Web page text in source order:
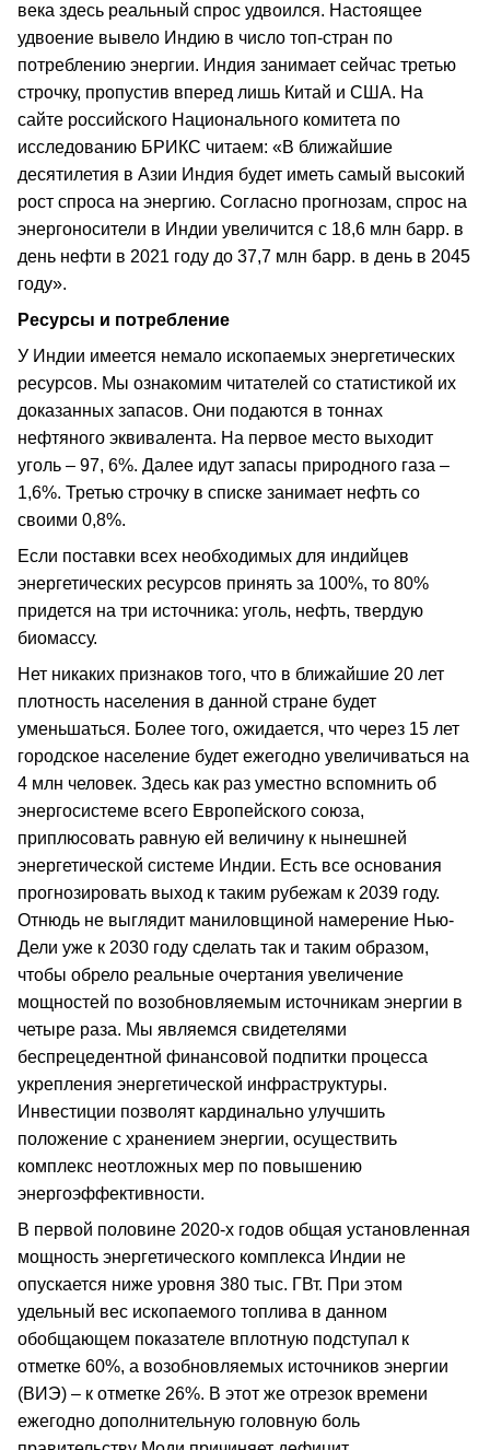
века здесь реальный спрос удвоился. Настоящее
удвоение вывело Индию в число топ-стран по
потреблению энергии. Индия занимает сейчас третью
строчку, пропустив вперед лишь Китай и США. На
сайте российского Национального комитета по
исследованию БРИКС читаем: «В ближайшие
десятилетия в Азии Индия будет иметь самый высокий
рост спроса на энергию. Согласно прогнозам, спрос на
энергоносители в Индии увеличится с 18,6 млн барр. в
день нефти в 2021 году до 37,7 млн барр. в день в 2045
году».
Ресурсы и потребление
У Индии имеется немало ископаемых энергетических
ресурсов. Мы ознакомим читателей со статистикой их
доказанных запасов. Они подаются в тоннах
нефтяного эквивалента. На первое место выходит
уголь – 97, 6%. Далее идут запасы природного газа –
1,6%. Третью строчку в списке занимает нефть со
своими 0,8%.
Если поставки всех необходимых для индийцев
энергетических ресурсов принять за 100%, то 80%
придется на три источника: уголь, нефть, твердую
биомассу.
Нет никаких признаков того, что в ближайшие 20 лет
плотность населения в данной стране будет
уменьшаться. Более того, ожидается, что через 15 лет
городское население будет ежегодно увеличиваться на
4 млн человек. Здесь как раз уместно вспомнить об
энергосистеме всего Европейского союза,
приплюсовать равную ей величину к нынешней
энергетической системе Индии. Есть все основания
прогнозировать выход к таким рубежам к 2039 году.
Отнюдь не выглядит маниловщиной намерение Нью-
Дели уже к 2030 году сделать так и таким образом,
чтобы обрело реальные очертания увеличение
мощностей по возобновляемым источникам энергии в
четыре раза. Мы являемся свидетелями
беспрецедентной финансовой подпитки процесса
укрепления энергетической инфраструктуры.
Инвестиции позволят кардинально улучшить
положение с хранением энергии, осуществить
комплекс неотложных мер по повышению
энергоэффективности.
В первой половине 2020-х годов общая установленная
мощность энергетического комплекса Индии не
опускается ниже уровня 380 тыс. ГВт. При этом
удельный вес ископаемого топлива в данном
обобщающем показателе вплотную подступал к
отметке 60%, а возобновляемых источников энергии
(ВИЭ) – к отметке 26%. В этот же отрезок времени
ежегодно дополнительную головную боль